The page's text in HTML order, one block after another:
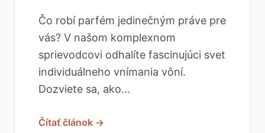
Čo robí parfém jedinečným práve pre
vás? V našom komplexnom
sprievodcovi odhalíte fascinujúci svet
individuálneho vnímania vôní.
Dozviete sa, ako...
Čítať článok →